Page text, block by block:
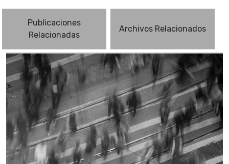
Publicaciones
Relacionadas
Archivos Relacionados